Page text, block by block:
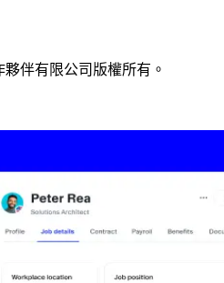
伴有限公司版權所有。​​